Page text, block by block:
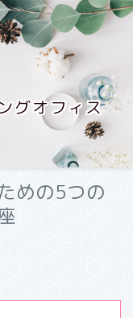
グオフィス
めの5つの